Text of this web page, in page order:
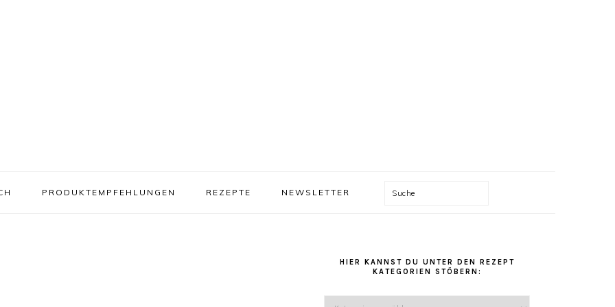
PRODUKTEMPFEHLUNGEN REZEPTE NEWSLETTER Suche
SIDEBAR
HIER KANNST DU UNTER DEN REZEPT
KATEGORIEN STÖBERN: